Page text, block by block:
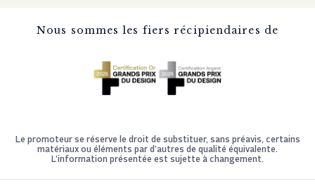
Nous sommes les fiers récipiendaires de
Le promoteur se réserve le droit de substituer, sans préavis, certains
matériaux ou éléments par d’autres de qualité équivalente.
L’information présentée est sujette à changement.